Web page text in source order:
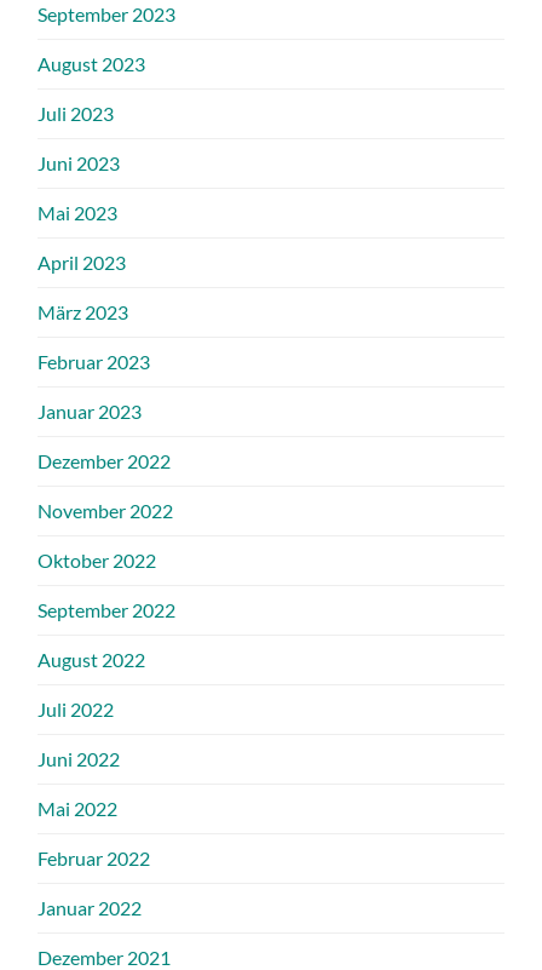
September 2023
August 2023
Juli 2023
Juni 2023
Mai 2023
April 2023
März 2023
Februar 2023
Januar 2023
Dezember 2022
November 2022
Oktober 2022
September 2022
August 2022
Juli 2022
Juni 2022
Mai 2022
Februar 2022
Januar 2022
Dezember 2021